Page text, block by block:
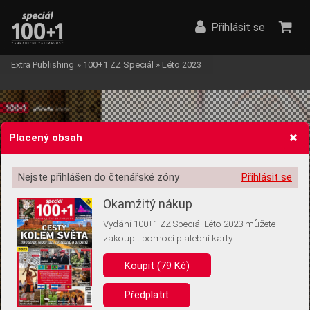
Žádost o souhlas s ukládáním volitelných informací
Pro základní fungování webu nepotřebujeme ukládat žádné informace
(tzv. cookies apod.). Rádi bychom vás ale požádali o souhlas s
uložením volitelných informací:
Anonymní unikátní ID
Přihlásit se
Extra Publishing » 100+1 ZZ Speciál » Léto 2023
Placený obsah
Přihlásit se
Nejste přihlášen do čtenářské zóny
Okamžitý nákup
Vydání 100+1 ZZ Speciál Léto 2023 můžete
zakoupit pomocí platební karty
Koupit (79 Kč)
Předplatit